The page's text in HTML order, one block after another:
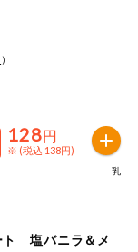
）
128円
※ (税込 138円)
乳